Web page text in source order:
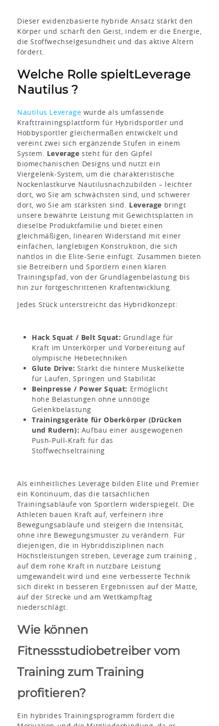
Dieser evidenzbasierte hybride Ansatz stärkt den
Körper und schärft den Geist, indem er die Energie,
die Stoffwechselgesundheit und das aktive Altern
fördert.
Welche Rolle spieltLeverage
Nautilus ?
Nautilus Leverage wurde als umfassende
Krafttrainingsplattform für Hybridsportler und
Hobbysportler gleichermaßen entwickelt und
vereint zwei sich ergänzende Stufen in einem
System. Leveragesteht für den Gipfel
biomechanischen Designs und nutzt ein
Viergelenk-System, um die charakteristische
Nockenlastkurve Nautilusnachzubilden – leichter
dort, wo Sie am schwächsten sind, und schwerer
dort, wo Sie am stärksten sind. Leverage bringt
unsere bewährte Leistung mit Gewichtsplatten in
dieselbe Produktfamilie und bietet einen
gleichmäßigen, linearen Widerstand mit einer
einfachen, langlebigen Konstruktion, die sich
nahtlos in die Elite-Serie einfügt. Zusammen bieten
sie Betreibern und Sportlern einen klaren
Trainingspfad, von der Grundlagenbelastung bis
hin zur fortgeschrittenen Kraftentwicklung.
Jedes Stück unterstreicht das Hybridkonzept:
Hack Squat / Belt Squat: Grundlage für
Kraft im Unterkörper und Vorbereitung auf
olympische Hebetechniken
Glute Drive: Stärkt die hintere Muskelkette
für Laufen, Springen und Stabilität
Beinpresse / Power Squat: Ermöglicht
hohe Belastungen ohne unnötige
Gelenkbelastung
Trainingsgeräte für Oberkörper (Drücken
und Rudern): Aufbau einer ausgewogenen
Push-Pull-Kraft für das
Stoffwechseltraining
Als einheitliches Leverage bilden Elite und Premier
ein Kontinuum, das die tatsächlichen
Trainingsabläufe von Sportlern widerspiegelt. Die
Athleten bauen Kraft auf, verfeinern ihre
Bewegungsabläufe und steigern die Intensität,
ohne ihre Bewegungsmuster zu verändern. Für
diejenigen, die in Hybriddisziplinen nach
Höchstleistungen streben, Leverage zum training ,
auf dem rohe Kraft in nutzbare Leistung
umgewandelt wird und eine verbesserte Technik
sich direkt in besseren Ergebnissen auf der Matte,
auf der Strecke und am Wettkampftag
niederschlägt.
Wie können
Fitnessstudiobetreiber vom
Training zum Training
profitieren?
Ein hybrides Trainingsprogramm fördert die